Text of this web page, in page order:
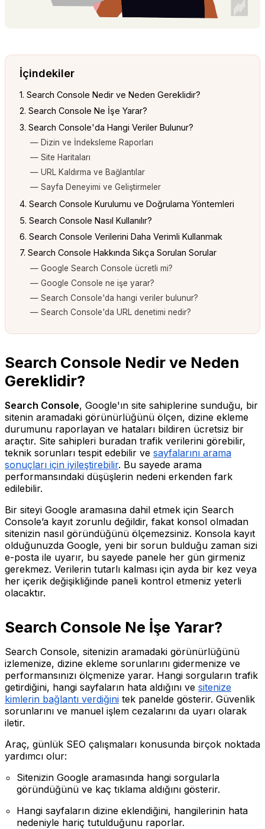
İçindekiler
1. Search Console Nedir ve Neden Gereklidir?
2. Search Console Ne İşe Yarar?
3. Search Console'da Hangi Veriler Bulunur?
— Dizin ve İndeksleme Raporları
— Site Haritaları
— URL Kaldırma ve Bağlantılar
— Sayfa Deneyimi ve Geliştirmeler
4. Search Console Kurulumu ve Doğrulama Yöntemleri
5. Search Console Nasıl Kullanılır?
6. Search Console Verilerini Daha Verimli Kullanmak
7. Search Console Hakkında Sıkça Sorulan Sorular
— Google Search Console ücretli mi?
— Google Console ne işe yarar?
— Search Console'da hangi veriler bulunur?
— Search Console'da URL denetimi nedir?
Search Console Nedir ve Neden
Gereklidir?
Search Console, Google'ın site sahiplerine sunduğu, bir
sitenin aramadaki görünürlüğünü ölçen, dizine ekleme
durumunu raporlayan ve hataları bildiren ücretsiz bir
araçtır. Site sahipleri buradan trafik verilerini görebilir,
teknik sorunları tespit edebilir ve sayfalarını arama
sonuçları için iyileştirebilir. Bu sayede arama
performansındaki düşüşlerin nedeni erkenden fark
edilebilir.
Bir siteyi Google aramasına dahil etmek için Search
Console’a kayıt zorunlu değildir, fakat konsol olmadan
sitenizin nasıl göründüğünü ölçemezsiniz. Konsola kayıt
olduğunuzda Google, yeni bir sorun bulduğu zaman sizi
e-posta ile uyarır, bu sayede panele her gün girmeniz
gerekmez. Verilerin tutarlı kalması için ayda bir kez veya
her içerik değişikliğinde paneli kontrol etmeniz yeterli
olacaktır.
Search Console Ne İşe Yarar?
Search Console, sitenizin aramadaki görünürlüğünü
izlemenize, dizine ekleme sorunlarını gidermenize ve
performansınızı ölçmenize yarar. Hangi sorguların trafik
getirdiğini, hangi sayfaların hata aldığını ve sitenize
kimlerin bağlantı verdiğini tek panelde gösterir. Güvenlik
sorunlarını ve manuel işlem cezalarını da uyarı olarak
iletir.
Araç, günlük SEO çalışmaları konusunda birçok noktada
yardımcı olur:
Sitenizin Google aramasında hangi sorgularla
göründüğünü ve kaç tıklama aldığını gösterir.
Hangi sayfaların dizine eklendiğini, hangilerinin hata
nedeniyle hariç tutulduğunu raporlar.